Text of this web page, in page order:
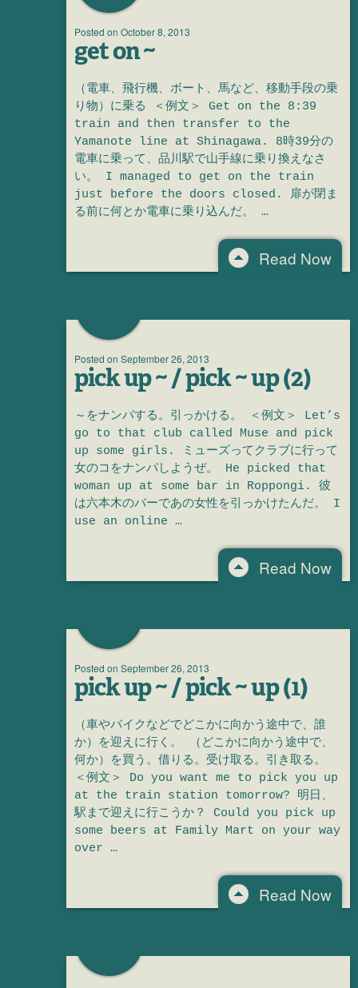
Posted on October 8, 2013
get on ~
（電車、飛行機、ボート、馬など、移動手段の乗
り物）に乗る ＜例文＞ Get on the 8:39
train and then transfer to the
Yamanote line at Shinagawa. 8時39分の
電車に乗って、品川駅で山手線に乗り換えなさ
い。 I managed to get on the train
just before the doors closed. 扉が閉ま
る前に何とか電車に乗り込んだ。 …
Read Now
Posted on September 26, 2013
pick up ~ / pick ~ up (2)
～をナンパする。引っかける。 ＜例文＞ Let’s
go to that club called Muse and pick
up some girls. ミューズってクラブに行って
女のコをナンパしようぜ。 He picked that
woman up at some bar in Roppongi. 彼
は六本木のバーであの女性を引っかけたんだ。 I
use an online …
Read Now
Posted on September 26, 2013
pick up ~ / pick ~ up (1)
（車やバイクなどでどこかに向かう途中で、誰
か）を迎えに行く。 （どこかに向かう途中で、
何か）を買う。借りる。受け取る。引き取る。
＜例文＞ Do you want me to pick you up
at the train station tomorrow? 明日、
駅まで迎えに行こうか？ Could you pick up
some beers at Family Mart on your way
over …
Read Now